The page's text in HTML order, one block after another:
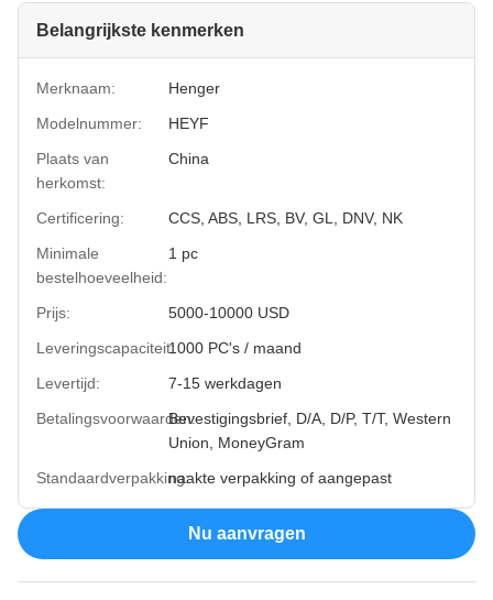
Belangrijkste kenmerken
Merknaam:
Henger
Modelnummer:
HEYF
Plaats van
herkomst:
China
Certificering:
CCS, ABS, LRS, BV, GL, DNV, NK
Minimale
bestelhoeveelheid:
1 pc
Prijs:
5000-10000 USD
Leveringscapaciteit:1000 PC's / maand
Levertijd:
7-15 werkdagen
Betalingsvoorwaarden:Bevestigingsbrief, D/A, D/P, T/T, Western
Union, MoneyGram
Standaardverpakking:naakte verpakking of aangepast
Nu aanvragen